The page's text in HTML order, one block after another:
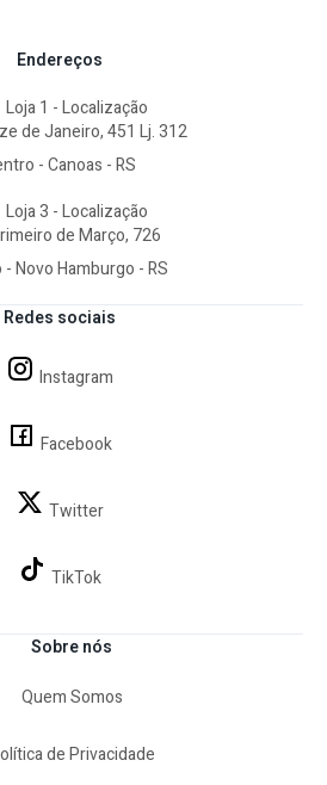
Sobre nós
Quem Somos
de Privacidade
Redes sociais
Instagram
Facebook
Twitter
TikTok
Endereços
Loja 1 - Localização
de Janeiro, 451 Lj. 312
- Canoas - RS
Loja 3 - Localização
de Março, 726
Novo Hamburgo - RS